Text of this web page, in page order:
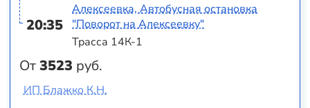
20:35
От3523 руб.
Алексеевка, Автобусная остановка
"Поворот на Алексеевку"
Трасса 14К-1
ИП Блажко К.Н.